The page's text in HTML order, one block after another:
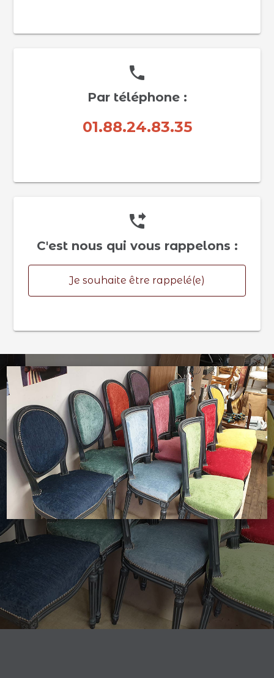
phone
Par téléphone :
01.88.24.83.35
phone_forwarded
C'est nous qui vous rappelons :
Je souhaite être rappelé(e)